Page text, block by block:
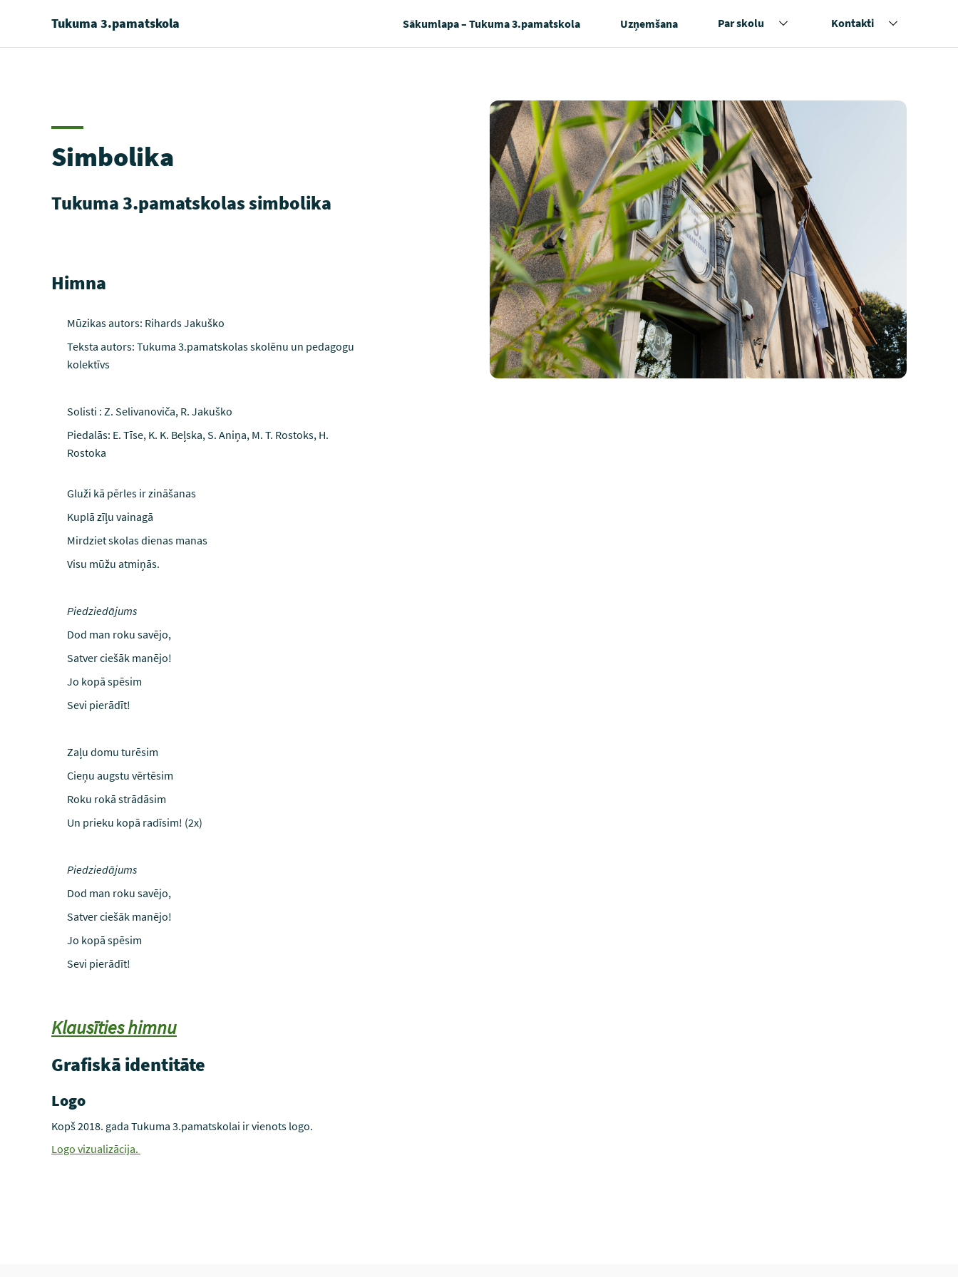
Tukuma 3.pamatskola Sākumlapa – Tukuma 3.pamatskola Uzņemšana Par skolu Kontakti
Simbolika
Tukuma 3.pamatskolas simbolika
Himna
Mūzikas autors: Rihards Jakuško
Teksta autors: Tukuma 3.pamatskolas skolēnu un pedagogu
kolektīvs
Solisti : Z. Selivanoviča, R. Jakuško
Piedalās: E. Tīse, K. K. Beļska, S. Aniņa, M. T. Rostoks, H.
Rostoka
Gluži kā pērles ir zināšanas
Kuplā zīļu vainagā
Mirdziet skolas dienas manas
Visu mūžu atmiņās.
Piedziedājums
Dod man roku savējo,
Satver ciešāk manējo!
Jo kopā spēsim
Sevi pierādīt!
Zaļu domu turēsim
Cieņu augstu vērtēsim
Roku rokā strādāsim
Un prieku kopā radīsim! (2x)
Piedziedājums
Dod man roku savējo,
Satver ciešāk manējo!
Jo kopā spēsim
Sevi pierādīt!
Klausīties himnu
Grafiskā identitāte
Logo
Kopš 2018. gada Tukuma 3.pamatskolai ir vienots logo.
Logo vizualizācija.